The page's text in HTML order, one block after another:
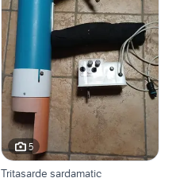
5
Tritasarde sardamatic